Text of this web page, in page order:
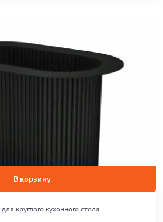
В корзину
круглого кухонного стола